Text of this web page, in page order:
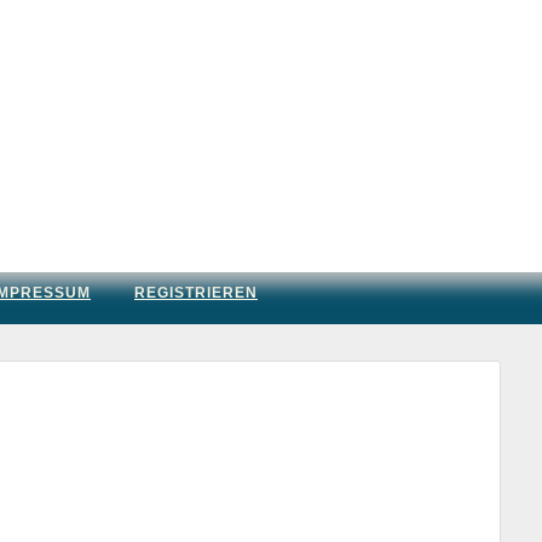
REGISTRIEREN